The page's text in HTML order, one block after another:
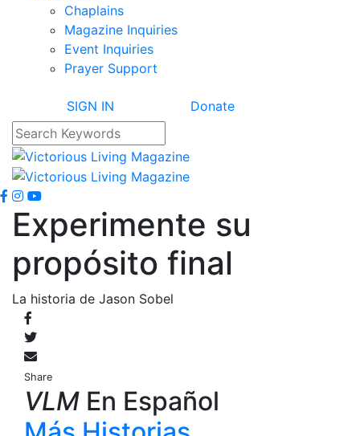
Chaplains
Magazine Inquiries
Event Inquiries
Prayer Support
SIGN IN Donate
Experimente su
propósito final
La historia de Jason Sobel
Share
VLM En Español